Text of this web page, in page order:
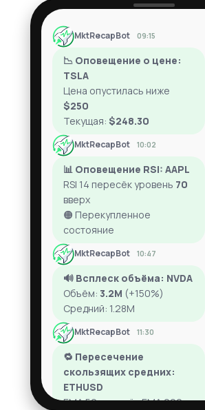
MktRecapBot 09:15
📉 Оповещение о цене:
TSLA
Цена опустилась ниже
$250
Текущая: $248.30
MktRecapBot 10:02
📊 Оповещение RSI: AAPL
RSI 14 пересёк уровень 70
вверх
🟠 Перекупленное
состояние
MktRecapBot 10:47
🔊 Всплеск объёма: NVDA
Объём: 3.2M (+150%)
Средний: 1.28M
MktRecapBot 11:30
🔁 Пересечение
скользящих средних:
ETHUSD
EMA 50 пересёк EMA 200